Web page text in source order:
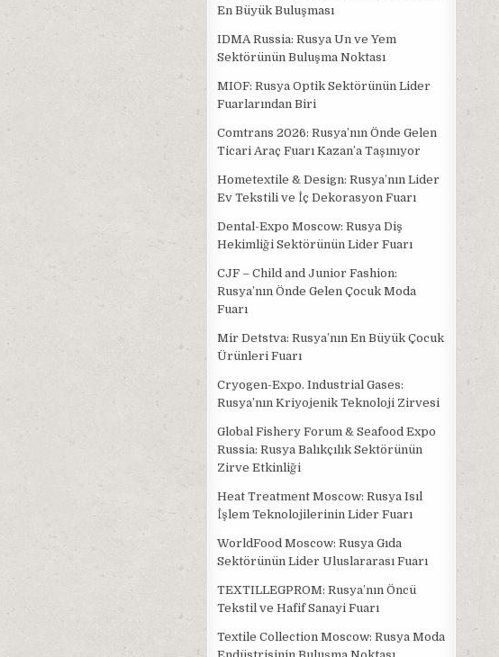
En Büyük Buluşması
IDMA Russia: Rusya Un ve Yem
Sektörünün Buluşma Noktası
MIOF: Rusya Optik Sektörünün Lider
Fuarlarından Biri
Comtrans 2026: Rusya’nın Önde Gelen
Ticari Araç Fuarı Kazan’a Taşınıyor
Hometextile & Design: Rusya’nın Lider
Ev Tekstili ve İç Dekorasyon Fuarı
Dental-Expo Moscow: Rusya Diş
Hekimliği Sektörünün Lider Fuarı
CJF – Child and Junior Fashion:
Rusya’nın Önde Gelen Çocuk Moda
Fuarı
Mir Detstva: Rusya’nın En Büyük Çocuk
Ürünleri Fuarı
Cryogen-Expo. Industrial Gases:
Rusya’nın Kriyojenik Teknoloji Zirvesi
Global Fishery Forum & Seafood Expo
Russia: Rusya Balıkçılık Sektörünün
Zirve Etkinliği
Heat Treatment Moscow: Rusya Isıl
İşlem Teknolojilerinin Lider Fuarı
WorldFood Moscow: Rusya Gıda
Sektörünün Lider Uluslararası Fuarı
TEXTILLEGPROM: Rusya’nın Öncü
Tekstil ve Hafif Sanayi Fuarı
Textile Collection Moscow: Rusya Moda
Endüstrisinin Buluşma Noktası